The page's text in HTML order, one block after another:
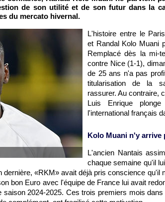
de son utilité et de son futur dans la
du mercato hivernal.
L'histoire entre le
et Randal Kolo Muani
Remplacé dès la mi-
contre Nice (1-1),
de 25 ans n'a pas
titularisation de la
rassurer. Au contraire,
Luis Enrique
l'international français
Kolo Muani n'y arrive
L'ancien Nantais
chaque semaine qu'il
«RKM» avait déjà pris conscience qu'il
bon Euro avec l'équipe de France lui avait
2024-2025. Ces trois premiers mois